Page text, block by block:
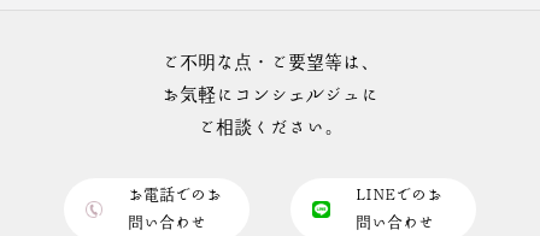
ご不明な点・ご要望等は、
お気軽にコンシェルジュに
ご相談ください。
お電話でのお
問い合わせ
LINEでのお
問い合わせ